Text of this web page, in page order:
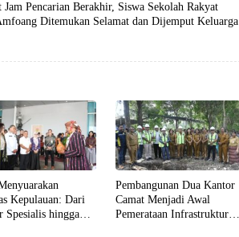
Jam Pencarian Berakhir, Siswa Sekolah Rakyat
Ditemukan Selamat dan Dijemput Keluarga
Kepulauan: Dari
Spesialis hingga
Pembangunan Dua Kantor
Camat Menjadi Awal
Pemerataan Infrastruktur